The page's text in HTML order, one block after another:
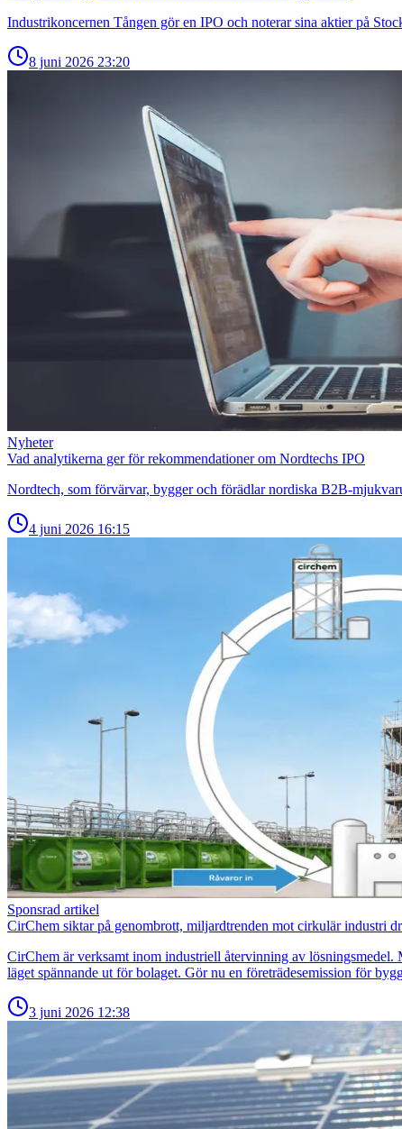
Industrikoncernen Tången gör en IPO och noterar sina aktier på
8 juni 2026 23:20
Nyheter
Vad analytikerna ger för rekommendationer om Nordtechs IPO
Nordtech, som förvärvar, bygger och förädlar nordiska B2B-
4 juni 2026 16:15
Sponsrad artikel
CirChem siktar på genombrott, miljardtrenden mot cirkulär industri
CirChem är verksamt inom industriell återvinning av
läget spännande ut för bolaget. Gör nu en företrädesemission för
3 juni 2026 12:38